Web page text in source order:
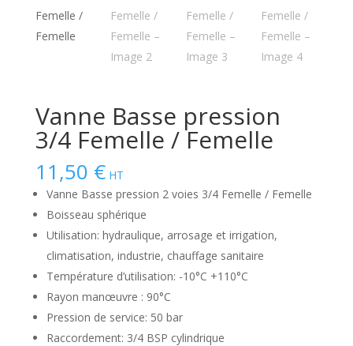
Vanne Basse pression
3/4 Femelle / Femelle
11,50 € HT
Vanne Basse pression 2 voies 3/4 Femelle / Femelle
Boisseau sphérique
Utilisation: hydraulique, arrosage et irrigation,
climatisation, industrie, chauffage sanitaire
Température d’utilisation: -10°C +110°C
Rayon manœuvre : 90°C
Pression de service: 50 bar
Raccordement: 3/4 BSP cylindrique